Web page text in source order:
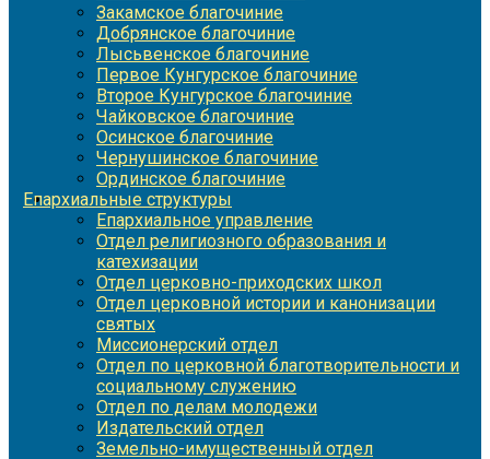
Закамское благочиние
Добрянское благочиние
Лысьвенское благочиние
Первое Кунгурское благочиние
Второе Кунгурское благочиние
Чайковское благочиние
Осинское благочиние
Чернушинское благочиние
Ординское благочиние
Епархиальные структуры
Епархиальное управление
Отдел религиозного образования и
катехизации
Отдел церковно-приходских школ
Отдел церковной истории и канонизации
святых
Миссионерский отдел
Отдел по церковной благотворительности и
социальному служению
Отдел по делам молодежи
Издательский отдел
Земельно-имущественный отдел